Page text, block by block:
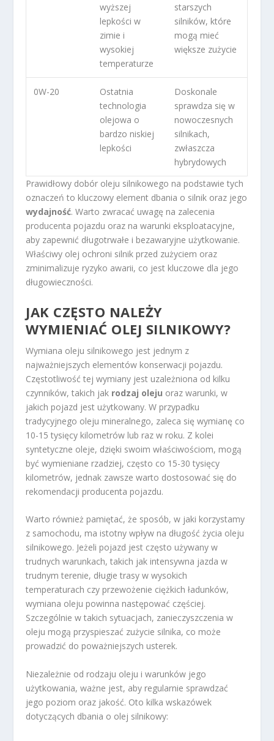
wyższej
lepkości w
zimie i
wysokiej
temperaturze
starszych
silników, które
mogą mieć
większe zużycie
0W-20
Ostatnia
technologia
olejowa o
bardzo niskiej
lepkości
Doskonale
sprawdza się w
nowoczesnych
silnikach,
zwłaszcza
hybrydowych
Prawidłowy dobór oleju silnikowego na podstawie tych
oznaczeń to kluczowy element dbania o silnik oraz jego
wydajność. Warto zwracać uwagę na zalecenia
producenta pojazdu oraz na warunki eksploatacyjne,
aby zapewnić długotrwałe i bezawaryjne użytkowanie.
Właściwy olej ochroni silnik przed zużyciem oraz
zminimalizuje ryzyko awarii, co jest kluczowe dla jego
długowieczności.
JAK CZĘSTO NALEŻY
WYMIENIAĆ OLEJ SILNIKOWY?
Wymiana oleju silnikowego jest jednym z
najważniejszych elementów konserwacji pojazdu.
Częstotliwość tej wymiany jest uzależniona od kilku
czynników, takich jak rodzaj oleju oraz warunki, w
jakich pojazd jest użytkowany. W przypadku
tradycyjnego oleju mineralnego, zaleca się wymianę co
10-15 tysięcy kilometrów lub raz w roku. Z kolei
syntetyczne oleje, dzięki swoim właściwościom, mogą
być wymieniane rzadziej, często co 15-30 tysięcy
kilometrów, jednak zawsze warto dostosować się do
rekomendacji producenta pojazdu.
Warto również pamiętać, że sposób, w jaki korzystamy
z samochodu, ma istotny wpływ na długość życia oleju
silnikowego. Jeżeli pojazd jest często używany w
trudnych warunkach, takich jak intensywna jazda w
trudnym terenie, długie trasy w wysokich
temperaturach czy przewożenie ciężkich ładunków,
wymiana oleju powinna następować częściej.
Szczególnie w takich sytuacjach, zanieczyszczenia w
oleju mogą przyspieszać zużycie silnika, co może
prowadzić do poważniejszych usterek.
Niezależnie od rodzaju oleju i warunków jego
użytkowania, ważne jest, aby regularnie sprawdzać
jego poziom oraz jakość. Oto kilka wskazówek
dotyczących dbania o olej silnikowy: